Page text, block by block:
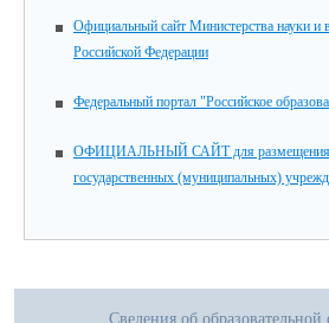
Официальный сайт Министерства науки и
Российской Федерации
Федеральный портал "Российское
ОФИЦИАЛЬНЫЙ САЙТ для размещения
государственных (муниципальных)
Сведения об образовательной